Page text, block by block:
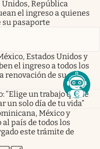
República
el ingreso a quienes
su pasaporte
Estados Unidos y
el ingreso a todos los
renovación de su
“Elige un trabajo que te
un solo día de tu vida”
México y
país de todos los
este trámite de